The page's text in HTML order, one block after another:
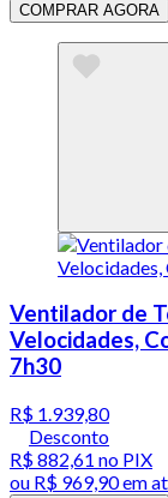
COMPRAR AGORA
Ventilador de
Velocidades,
7h30
R$ 1.939,80
Desconto
R$ 882,61 no PIX
ou R$ 969,90em